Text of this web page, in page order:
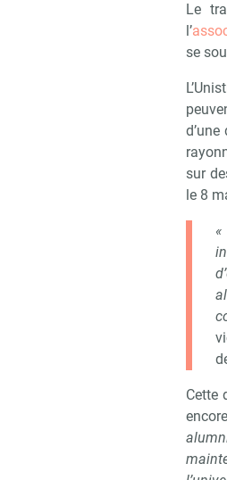
Le
l’
se
sur
le 8
Cette